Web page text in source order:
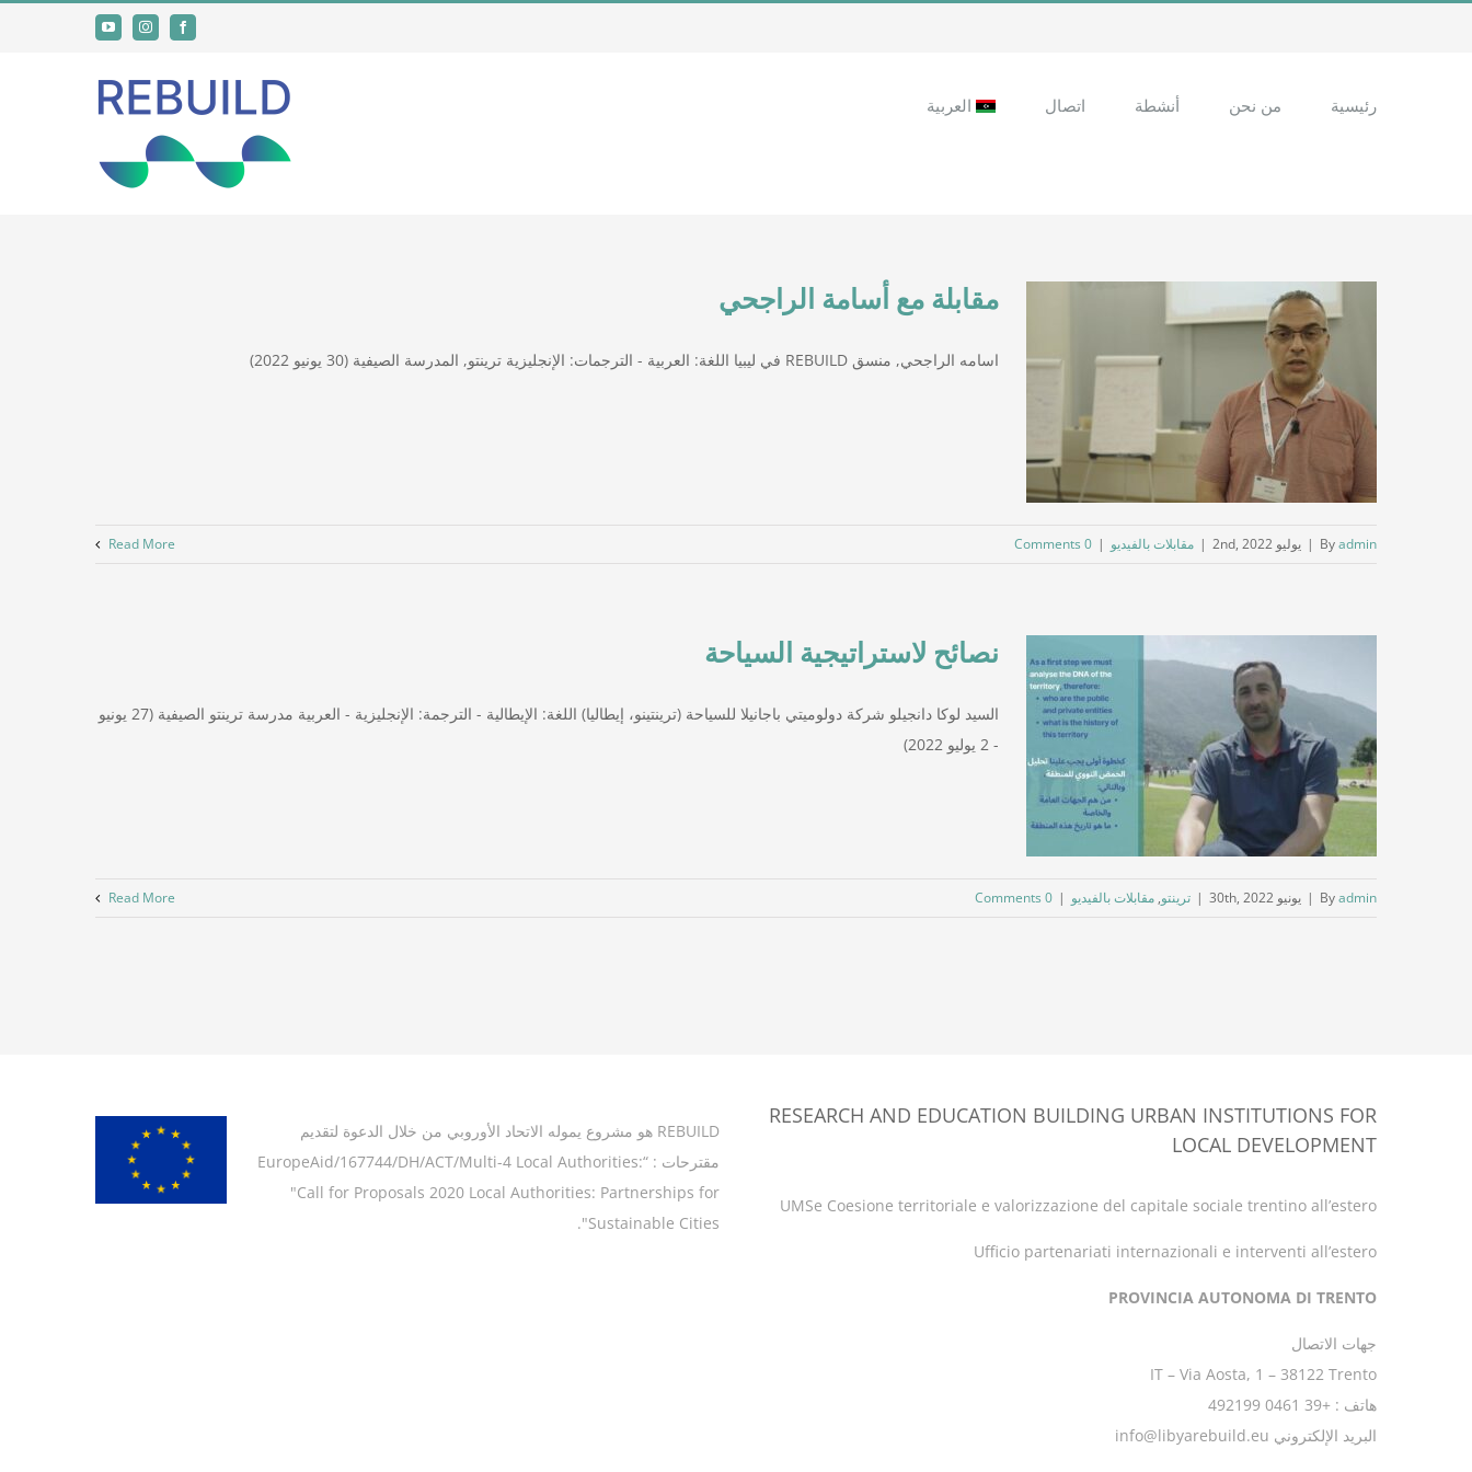
Facebook
Instagram
YouTube
رئيسية من نحن أنشطة اتصال العربية
مقابلة مع أسامة الراجحي
اسامه الراجحي, منسق REBUILD في ليبيا اللغة: العربية - الترجمات: الإنجليزية ترينتو, المدرسة الصيفية (30 يونيو 2022)
Byadmin
| يوليو 2nd, 2022 | مقابلات بالفيديو |
0 Comments
Read More
نصائح لاستراتيجية السياحة
السيد لوكا دانجيلو شركة دولوميتي باجانيلا للسياحة (ترينتينو، إيطاليا) اللغة: الإيطالية - الترجمة: الإنجليزية - العربية مدرسة ترينتو الصيفية (27 يونيو
- 2 يوليو 2022)
Byadmin
| يونيو 30th, 2022 | ترينتو, مقابلات بالفيديو |
0 Comments
Read More
RESEARCH AND EDUCATION BUILDING URBAN INSTITUTIONS FOR
LOCAL DEVELOPMENT
UMSe Coesione territoriale e valorizzazione del capitale sociale trentino all’estero
Ufficio partenariati internazionali e interventi all’estero
PROVINCIA AUTONOMA DI TRENTO
جهات الاتصال
IT – Via Aosta, 1 – 38122 Trento
هاتف : +39 0461 492199
البريد الإلكتروني info@libyarebuild.eu
REBUILD هو مشروع يموله الاتحاد الأوروبي من خلال الدعوة لتقديم
مقترحات : “EuropeAid/167744/DH/ACT/Multi-4 Local Authorities:
"Call for Proposals 2020 Local Authorities: Partnerships for
Sustainable Cities".